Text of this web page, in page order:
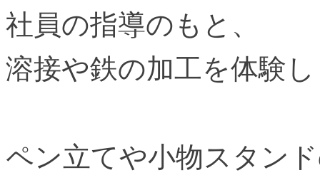
社員の指導のもと、
溶接や鉄の加工を体験
ペン立てや小物スタン